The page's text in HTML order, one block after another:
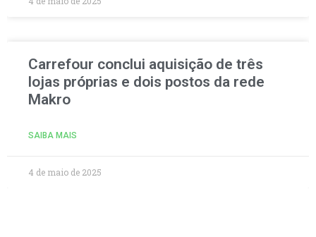
Carrefour conclui aquisição de três
lojas próprias e dois postos da rede
Makro
SAIBA MAIS
4 de maio de 2025